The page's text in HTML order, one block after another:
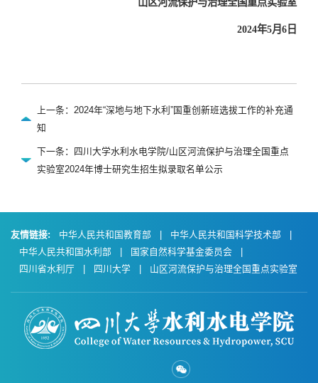
2024年5月6 日
上一条：2024年“深地与地下水利”国重创新班选拔工作的补充通
知
下一条：四川大学水利水电学院/山区河流保护与治理全国重点
实验室2024年博士研究生招生拟录取名单公示
友情链接: 中华人民共和国教育部 中华人民共和国科学技术部
中华人民共和国水利部
国家自然科学基金委员会
四川省水利厅
四川大学 山区河流保护与治理全国重点实验室